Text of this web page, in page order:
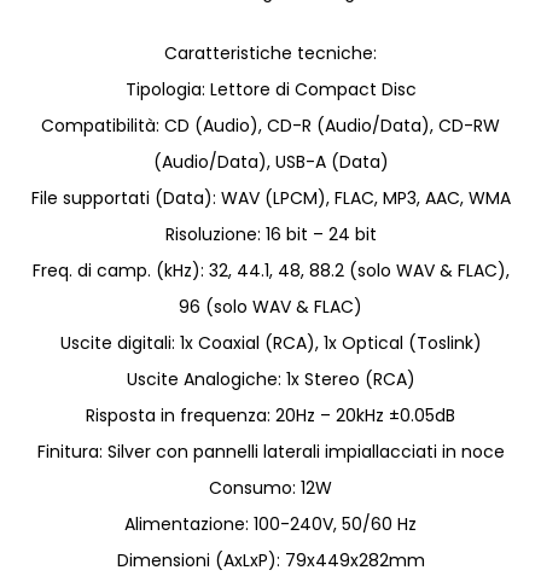
Caratteristiche tecniche:
Tipologia: Lettore di Compact Disc
Compatibilità: CD (Audio), CD-R (Audio/Data), CD-RW
(Audio/Data), USB-A (Data)
File supportati (Data): WAV (LPCM), FLAC, MP3, AAC, WMA
Risoluzione: 16 bit – 24 bit
Freq. di camp. (kHz): 32, 44.1, 48, 88.2 (solo WAV & FLAC),
96 (solo WAV & FLAC)
Uscite digitali: 1x Coaxial (RCA), 1x Optical (Toslink)
Uscite Analogiche: 1x Stereo (RCA)
Risposta in frequenza: 20Hz – 20kHz ±0.05dB
Finitura: Silver con pannelli laterali impiallacciati in noce
Consumo: 12W
Alimentazione: 100-240V, 50/60 Hz
Dimensioni (AxLxP): 79x449x282mm